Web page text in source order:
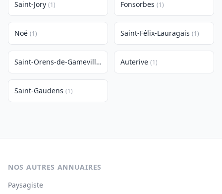
Saint-Jory (1) Fonsorbes (1)
Noé (1) Saint-Félix-Lauragais (1)
Saint-Orens-de-Gameville Auterive (1)
Saint-Gaudens (1)
NOS AUTRES ANNUAIRES
Paysagiste